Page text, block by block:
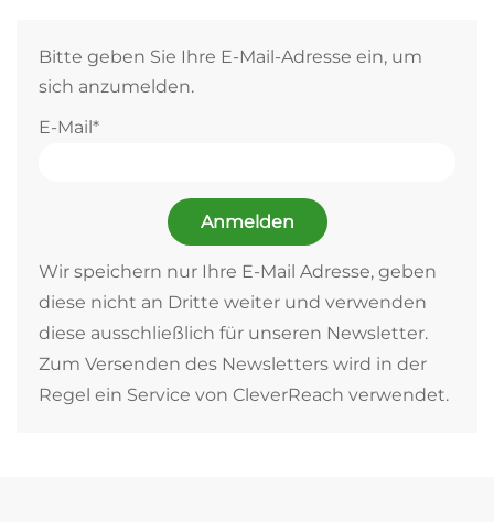
Bitte geben Sie Ihre E-Mail-Adresse ein, um
sich anzumelden.
E-Mail*
Anmelden
Wir speichern nur Ihre E-Mail Adresse, geben
diese nicht an Dritte weiter und verwenden
diese ausschließlich für unseren Newsletter.
Zum Versenden des Newsletters wird in der
Regel ein Service von CleverReach verwendet.